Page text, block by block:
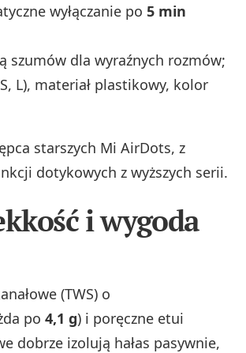
wyłączanie po 5 min
szumów dla wyraźnych rozmów;
L), materiał plastikowy, kolor
starszych Mi AirDots, z
dotykowych z wyższych serii.
i wygoda
(TWS) o
po 4,1 g) i poręczne etui
dobrze izolują hałas pasywnie,